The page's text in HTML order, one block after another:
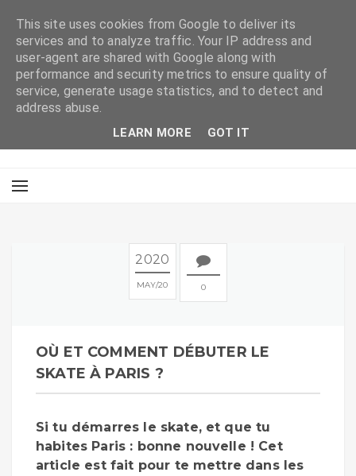
2020
MAY 20 0
OÙ ET COMMENT DÉBUTER LE
SKATE À PARIS ?
Si tu démarres le skate, et que tu
habites Paris : bonne nouvelle ! Cet
article est fait pour te mettre dans les
This site uses cookies from Google to deliver its
services and to analyze traffic. Your IP address and
user-agent are shared with Google along with
performance and security metrics to ensure quality of
service, generate usage statistics, and to detect and
address abuse.
LEARN MORE GOT IT